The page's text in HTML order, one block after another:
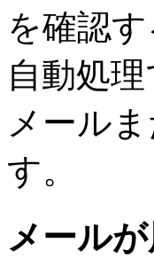
を確認
自動処
メール
す。
メール